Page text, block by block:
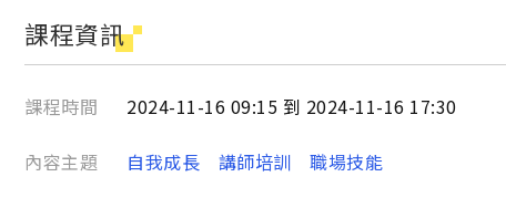
課程資訊
課程時間 2024-11-16 09:15 到 2024-11-16 17:30
內容主題 自我成長 講師培訓 職場技能